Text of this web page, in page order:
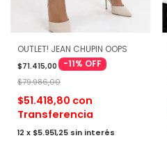
OUTLET! JEAN CHUPIN OOPS
$71.415,00 -11% OFF
$79.986,00
$51.418,80 con
Transferencia
12 x $5.951,25 sin interés